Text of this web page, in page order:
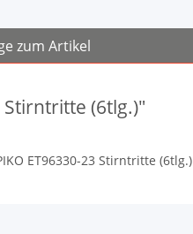
zum Artikel
Stirntritte (6tlg.)"
ET96330-23 Stirntritte (6tlg.)